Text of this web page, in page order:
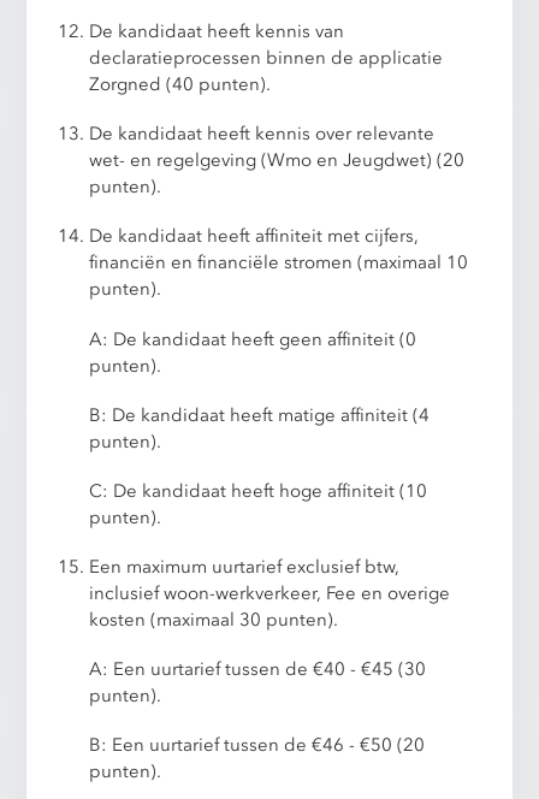
De kandidaat heeft kennis van
declaratieprocessen binnen de applicatie
Zorgned (40 punten).
De kandidaat heeft kennis over relevante
wet- en regelgeving (Wmo en Jeugdwet) (20
punten).
De kandidaat heeft affiniteit met cijfers,
financiën en financiële stromen (maximaal 10
punten).
A: De kandidaat heeft geen affiniteit (0
punten).
B: De kandidaat heeft matige affiniteit (4
punten).
C: De kandidaat heeft hoge affiniteit (10
punten).
Een maximum uurtarief exclusief btw,
inclusief woon-werkverkeer, Fee en overige
kosten (maximaal 30 punten).
A: Een uurtarief tussen de €40 - €45 (30
punten).
B: Een uurtarief tussen de €46 - €50 (20
punten).